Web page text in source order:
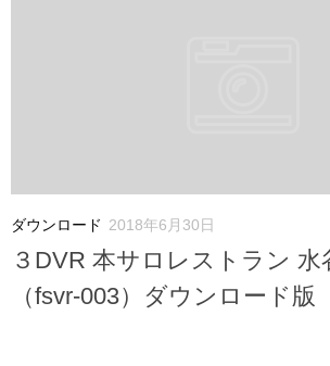
ダウンロード 2018年6月30日
３DVR 本サロレストラン 水
（fsvr-003）ダウンロード版